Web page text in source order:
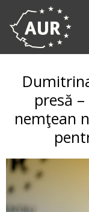
presă
nemţean